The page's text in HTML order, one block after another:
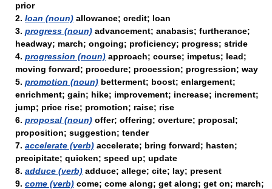
prior
2. loan (noun) allowance; credit; loan
3. progress (noun) advancement; anabasis; furtherance;
headway; march; ongoing; proficiency; progress; stride
4. progression (noun) approach; course; impetus; lead;
moving forward; procedure; procession; progression; way
5. promotion (noun) betterment; boost; enlargement;
enrichment; gain; hike; improvement; increase; increment;
jump; price rise; promotion; raise; rise
6. proposal (noun) offer; offering; overture; proposal;
proposition; suggestion; tender
7. accelerate (verb) accelerate; bring forward; hasten;
precipitate; quicken; speed up; update
8. adduce (verb) adduce; allege; cite; lay; present
9. come (verb) come; come along; get along; get on; march;